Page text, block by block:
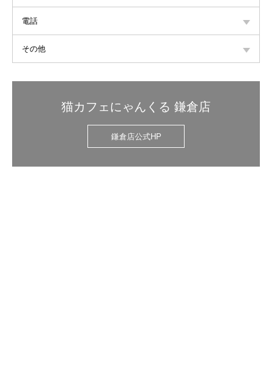
電話
その他
猫カフェにゃんくる 鎌倉店
鎌倉店公式HP